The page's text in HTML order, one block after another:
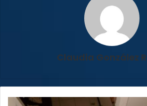
Claudia González
Fundación